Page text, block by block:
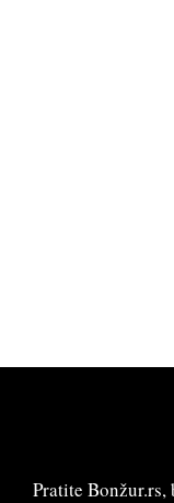
Pratite